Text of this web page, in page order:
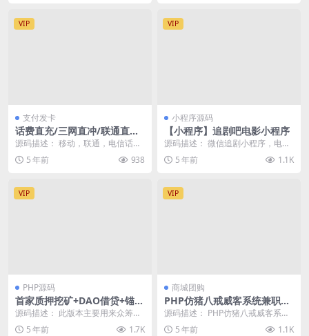
VIP
支付发卡
话费直充/三网直冲/联通直充/
电信直充/移动直充/系统源码
源码描述： 移动，联通，电信话费
使用wxH5/支付宝H5（可根据客户
定制） 移动...
5 年前 938
VIP
小程序源码
【小程序】追剧吧电影小程序
源码描述： 微信追剧小程序，电影
引流项目，赚广告费项目。 黑色背
景，全采集，详细...
5 年前 1.1K
VIP
PHP源码
首家质押挖矿+DAO借贷+锚定
稳定币的新型DEFI应用
源码描述： 此版本主要用来众筹币
的，后台功能很简单，就一个订阅
列表和一个设置功能...
5 年前 1.7K
VIP
商城团购
PHP仿猪八戒威客系统兼职任
务网站整站源码 带安装说明
源码描述： PHP仿猪八戒威客系统
兼职任务网站整站源码 带安装说明
适用范围：众...
5 年前 1.1K